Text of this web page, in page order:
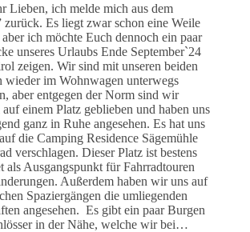
Lieben, ich melde mich aus dem
zurück. Es liegt zwar schon eine Weile
ich möchte Euch dennoch ein paar
unseres Urlaubs Ende September`24
zeigen. Wir sind mit unseren beiden
wieder im Wohnwagen unterwegs
aber entgegen der Norm sind wir
auf einem Platz geblieben und haben uns
ganz in Ruhe angesehen. Es hat uns
die Camping Residence Sägemühle
verschlagen. Dieser Platz ist bestens
als Ausgangspunkt für Fahrradtouren
Außerdem haben wir uns auf
Spaziergängen die umliegenden
angesehen. Es gibt ein paar Burgen
in der Nähe, welche wir bei…